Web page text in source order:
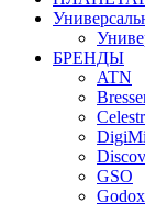
БРЕНДЫ
ATN
GSO
Godox